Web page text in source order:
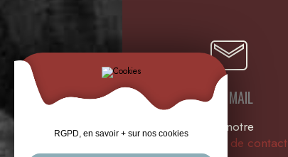
PAR MAIL
Via notre
Formulaire de contact
RGPD, en savoir + sur nos cookies